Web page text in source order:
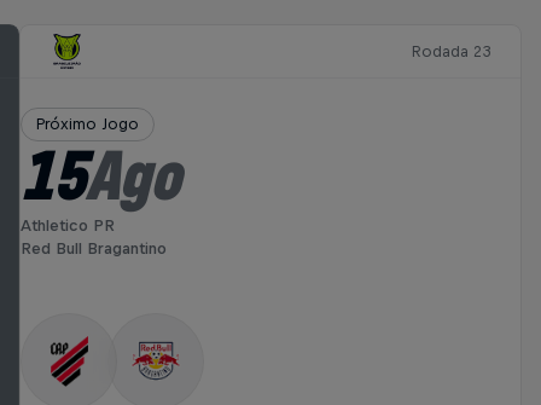
Rodada 23
Próximo Jogo
15Ago
Athletico PR
Red Bull Bragantino